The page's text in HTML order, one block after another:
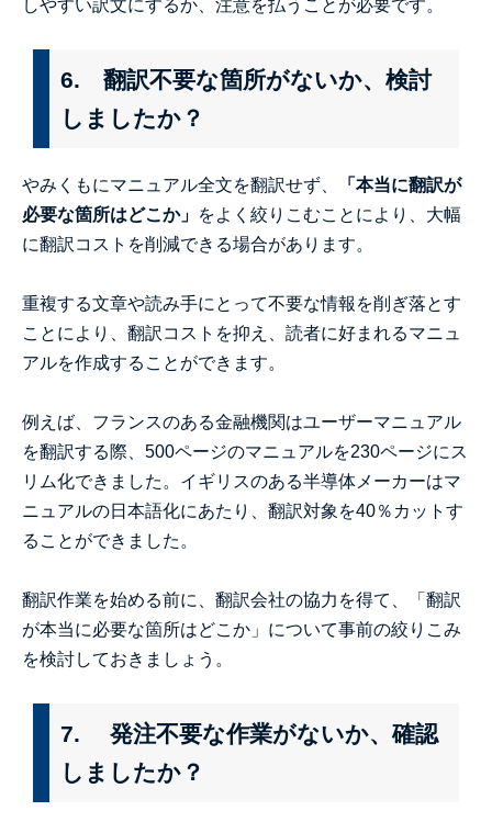
しやすい訳文にするか、注意を払うことが必要です。
6. 翻訳不要な箇所がないか、検討
しましたか？
やみくもにマニュアル全文を翻訳せず、
「本当に翻訳が
必要な箇所はどこか」 をよく絞りこむことにより、大幅
に翻訳コストを削減できる場合があります。
重複する文章や読み手にとって不要な情報を削ぎ落とす
ことにより、翻訳コストを抑え、読者に好まれるマニュ
アルを作成することができます。
例えば、フランスのある金融機関はユーザーマニュアル
を翻訳する際、500ページのマニュアルを230ページにス
リム化できました。イギリスのある半導体メーカーはマ
ニュアルの日本語化にあたり、翻訳対象を40％カットす
ることができました。
翻訳作業を始める前に、翻訳会社の協力を得て、「翻訳
が本当に必要な箇所はどこか」について事前の絞りこみ
を検討しておきましょう。
7. 発注不要な作業がないか、確認
しましたか？